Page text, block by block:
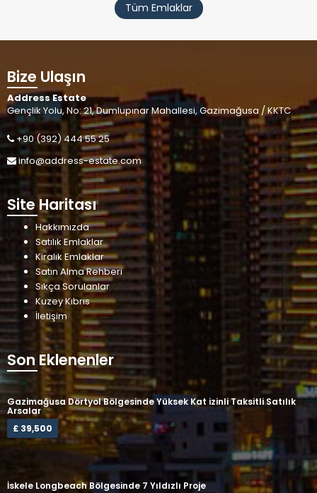
Tüm Emlaklar
Bize Ulaşın
Address Estate
Gençlik Yolu, No: 21, Dumlupınar Mahallesi, Gazimağusa / KKTC
+90 (392) 444 55 25
info@address-estate.com
Site Haritası
Hakkımızda
Satılık Emlaklar
Kiralık Emlaklar
Satın Alma Rehberi
Sıkça Sorulanlar
Kuzey Kıbrıs
İletişim
Son Eklenenler
Gazimağusa Dörtyol Bölgesinde Yüksek Kat izinli Taksitli Satılık
Arsalar
£ 39,500
İskele Longbeach Bölgesinde 7 Yıldızlı Proje